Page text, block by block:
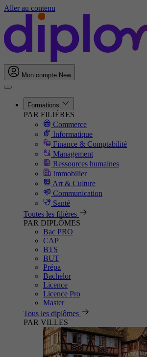
Aller au contenu
Mon compte New
Formations
PAR FILIÈRES
Commerce
Informatique
Finance & Comptabilité
Management
Ressources humaines
Immobilier
Art & Culture
Communication
Santé
Toutes les filières
PAR DIPLÔMES
Bac PRO
CAP
BTS
BUT
Prépa
Bachelor
Licence
Licence Pro
Master
Tous les diplômes
PAR VILLES